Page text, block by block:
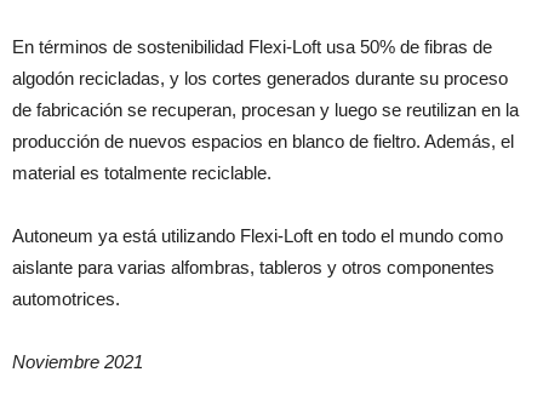
En términos de sostenibilidad Flexi-Loft usa 50% de fibras de
algodón recicladas, y los cortes generados durante su proceso
de fabricación se recuperan, procesan y luego se reutilizan en la
producción de nuevos espacios en blanco de fieltro. Además, el
material es totalmente reciclable.
Autoneum ya está utilizando Flexi-Loft en todo el mundo como
aislante para varias alfombras, tableros y otros componentes
automotrices.
Noviembre 2021